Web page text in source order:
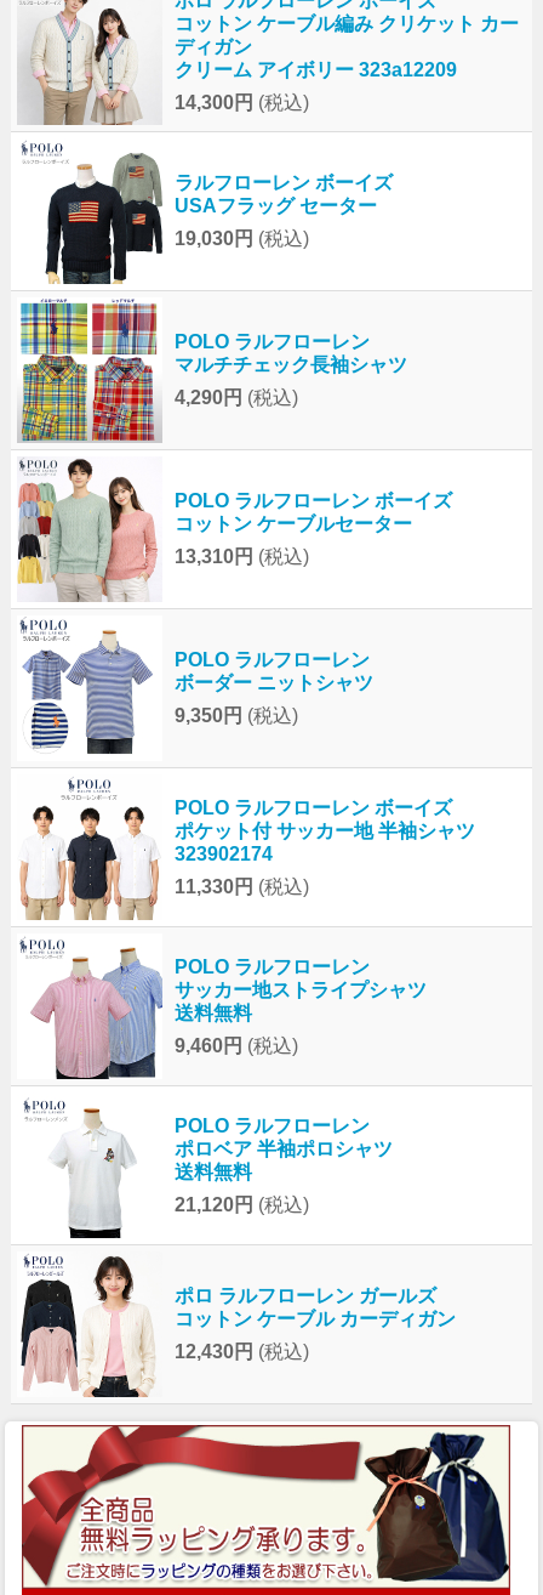
コットン ケーブル編み クリケット カー
ディガン
クリーム アイボリー 323a12209
14,300円 (税込)
ラルフローレン ボーイズ
USAフラッグ セーター
19,030円 (税込)
POLO ラルフローレン
マルチチェック長袖シャツ
4,290円 (税込)
POLO ラルフローレン ボーイズ
コットン ケーブルセーター
13,310円 (税込)
POLO ラルフローレン
ボーダー ニットシャツ
9,350円 (税込)
POLO ラルフローレン ボーイズ
ポケット付 サッカー地 半袖シャツ
323902174
11,330円 (税込)
POLO ラルフローレン
サッカー地ストライプシャツ
送料無料
9,460円 (税込)
POLO ラルフローレン
ポロベア 半袖ポロシャツ
送料無料
21,120円 (税込)
ポロ ラルフローレン ガールズ
コットン ケーブル カーディガン
12,430円 (税込)